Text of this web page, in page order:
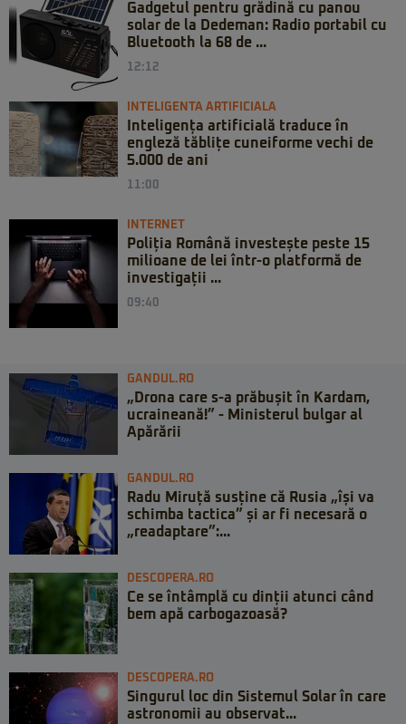
Gadgetul pentru grădină cu panou
solar de la Dedeman: Radio portabil cu
Bluetooth la 68 de ...
12:12
INTELIGENTA ARTIFICIALA
Inteligența artificială traduce în
engleză tăblițe cuneiforme vechi de
5.000 de ani
11:00
INTERNET
Poliția Română investește peste 15
milioane de lei într-o platformă de
investigații ...
09:40
GANDUL.RO
„Drona care s-a prăbușit în Kardam,
ucraineană!” - Ministerul bulgar al
Apărării
GANDUL.RO
Radu Miruță susține că Rusia „își va
schimba tactica” și ar fi necesară o
„readaptare”:...
DESCOPERA.RO
Ce se întâmplă cu dinții atunci când
bem apă carbogazoasă?
DESCOPERA.RO
Singurul loc din Sistemul Solar în care
astronomii au observat...